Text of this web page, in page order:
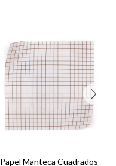
Papel Manteca Cuadrados